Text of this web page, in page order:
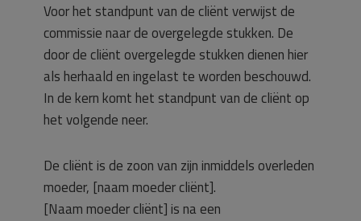
Voor het standpunt van de cliënt verwijst de
commissie naar de overgelegde stukken. De
door de cliënt overgelegde stukken dienen hier
als herhaald en ingelast te worden beschouwd.
In de kern komt het standpunt van de cliënt op
het volgende neer.
De cliënt is de zoon van zijn inmiddels overleden
moeder, [naam moeder cliënt].
[Naam moeder cliënt] is na een